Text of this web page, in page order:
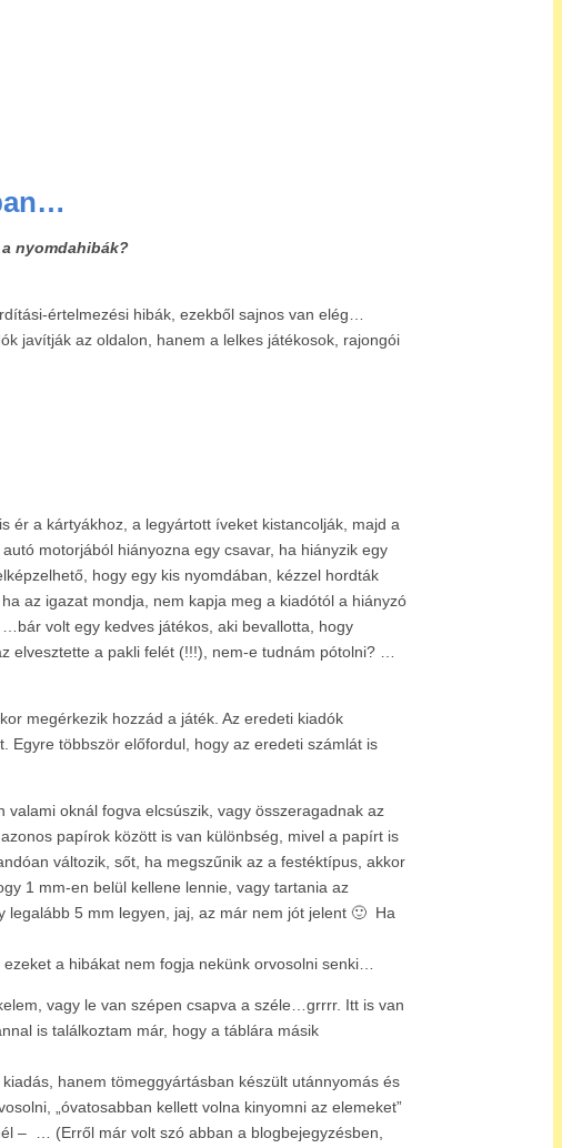
nyomdahibák?
értelmezési hibák, ezekből sajnos van elég…
javítják az oldalon, hanem a lelkes játékosok, rajongói
ér a kártyákhoz, a legyártott íveket kistancolják, majd a
motorjából hiányozna egy csavar, ha hiányzik egy
hogy egy kis nyomdában, kézzel hordták
az igazat mondja, nem kapja meg a kiadótól a hiányzó
volt egy kedves játékos, aki bevallotta, hogy
elvesztette a pakli felét (!!!), nem-e tudnám pótolni? …
megérkezik hozzád a játék. Az eredeti kiadók
Egyre többször előfordul, hogy az eredeti számlát is
valami oknál fogva elcsúszik, vagy összeragadnak az
papírok között is van különbség, mivel a papírt is
változik, sőt, ha megszűnik az a festéktípus, akkor
1 mm-en belül kellene lennie, vagy tartania az
legalább 5 mm legyen, jaj, az már nem jót jelent 🙂 Ha
a hibákat nem fogja nekünk orvosolni senki…
vagy le van szépen csapva a széle…grrrr. Itt is van
is találkoztam már, hogy a táblára másik
hanem tömeggyártásban készült utánnyomás és
„óvatosabban kellett volna kinyomni az elemeket”
– … (Erről már volt szó abban a blogbejegyzésben,